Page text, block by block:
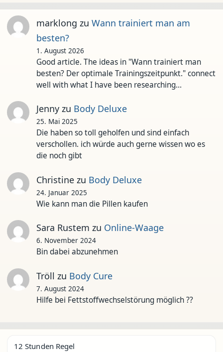
marklong zu Wann trainiert man am
besten?
1. August 2026
Good article. The ideas in "Wann trainiert man
besten? Der optimale Trainingszeitpunkt." connect
well with what I have been researching…
Jennyzu Body Deluxe
25. Mai 2025
Die haben so toll geholfen und sind einfach
verschollen. ich würde auch gerne wissen wo es
die noch gibt
Christinezu Body Deluxe
24. Januar 2025
Wie kann man die Pillen kaufen
Sara Rustem zu Online-Waage
6. November 2024
Bin dabei abzunehmen
Tröll zu Body Cure
7. August 2024
Hilfe bei Fettstoffwechselstörung möglich ??
12 Stunden Regel